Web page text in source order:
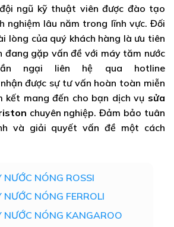
ngũ kỹ thuật viên được đào tạo
nghiệm lâu năm trong lĩnh vực. Đối
lòng của quý khách hàng là ưu tiên
đang gặp vấn đề với máy tăm nước
ngại liên hệ qua hotline
được sự tư vấn hoàn toàn miễn
kết mang đến cho bạn dịch vụ sửa
chuyên nghiệp. Đảm bảo tuân
và giải quyết vấn đề một cách
NƯỚC NÓNG ROSSI
NƯỚC NÓNG FERROLI
NƯỚC NÓNG KANGAROO